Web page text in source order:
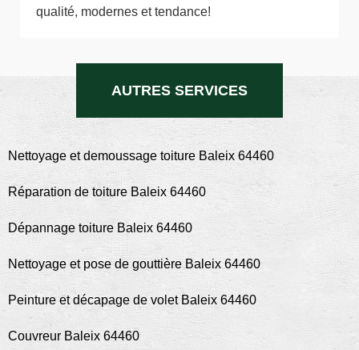
qualité, modernes et tendance!
AUTRES SERVICES
Nettoyage et demoussage toiture Baleix 64460
Réparation de toiture Baleix 64460
Dépannage toiture Baleix 64460
Nettoyage et pose de gouttière Baleix 64460
Peinture et décapage de volet Baleix 64460
Couvreur Baleix 64460